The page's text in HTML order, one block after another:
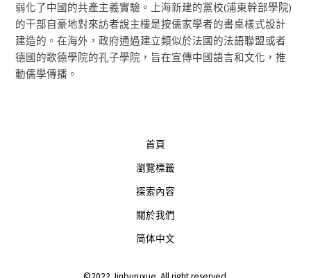
弱化了中國的共產主義實驗。上海新建的黨校(浦東幹部學院)
的干部自豪地對來訪者說主樓是按儒家學者的書桌樣式設計
建造的。在海外，政府通過建立類似於法國的法語聯盟或者
德國的歌德學院的孔子學院，旨在宣傳中國語言和文化，推
動儒學傳播。
首頁
瀏覽標籤
探索內容
關於我們
简体中文